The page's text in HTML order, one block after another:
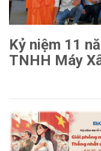
Kỷ niệm 11
TNHH Máy